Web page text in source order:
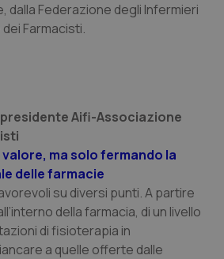
dalla Federazione degli Infermieri
Farmacisti.
Aifi-Associazione
ma solo fermando la
delle farmacie
su diversi punti. A partire
della farmacia, di un livello
di fisioterapia in
a quelle offerte dalle